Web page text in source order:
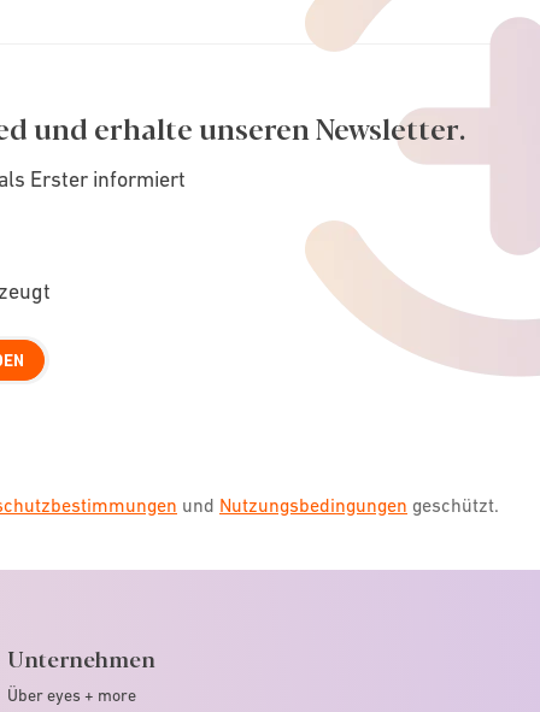
und erhalte unseren Newsletter.
Erster informiert
und Nutzungsbedingungen geschützt.
Unternehmen
Über eyes + more